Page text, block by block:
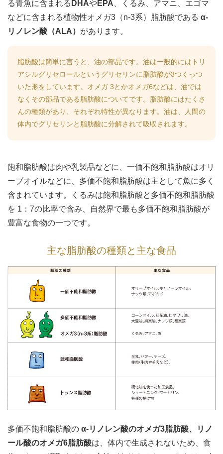
る青魚に含まれる DHAやEPA 、くるみ、アマニ、エゴマ
などに含まれる植物性オメガ3（n-3系）脂肪酸である α-
リノレン酸（ALA） があります。
脂肪酸は簡単に言うと、油の部品です。油は一般的にはトリ
アシルグリセロールというグリセリンに脂肪酸が3つくっつ
いた形をしています。オメガ 3とかオメガ6などは、油では
なくその部品である脂肪酸についてです。脂肪酸にはたくさ
んの種類があり、それぞれ特性が異なります。油は、人間の
体内でグリセリンと脂肪酸に分解されて吸収されます。
飽和脂肪酸は肉や乳製品などに、一価不飽和脂肪酸はオリ
ーブオイルなどに、多価不飽和脂肪酸は主として魚に多く
含まれています。くるみは飽和脂肪酸と多価不飽和脂肪酸
を 1：7の比率で含み、自然界で最も多価不飽和脂肪酸が
豊富な食物の一つです。
主な脂肪酸の種類と主な食品
多価不飽和脂肪酸の α-リノレン酸のオメガ3脂肪酸、リノ
ール酸のオメガ6脂肪酸は、体内で生成されないため、食